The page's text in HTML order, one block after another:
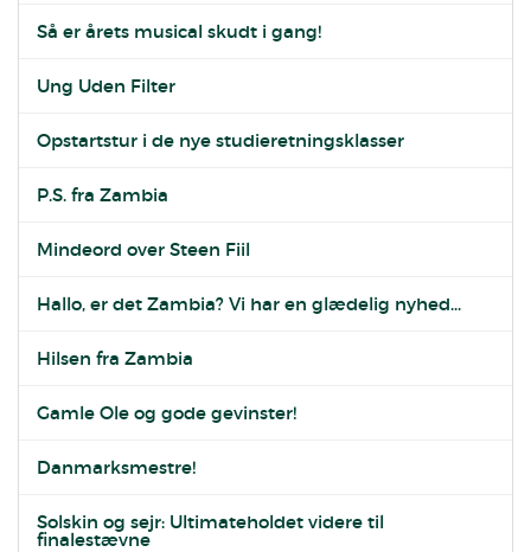
Så er årets musical skudt i gang!
Ung Uden Filter
Opstartstur i de nye studieretningsklasser
P.S. fra Zambia
Mindeord over Steen Fiil
Hallo, er det Zambia? Vi har en glædelig nyhed...
Hilsen fra Zambia
Gamle Ole og gode gevinster!
Danmarksmestre!
Solskin og sejr: Ultimateholdet videre til
finalestævne